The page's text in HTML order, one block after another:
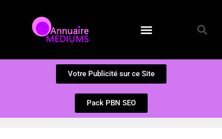
Votre Publicité sur ce Site
Pack PBN SEO